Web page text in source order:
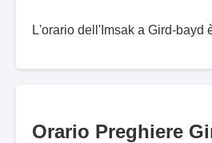
L'orario dell'Imsak a Gird-bayd
Orario Preghiere